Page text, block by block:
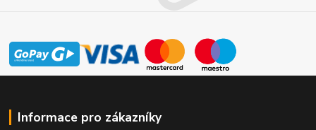
Informace pro zákazníky